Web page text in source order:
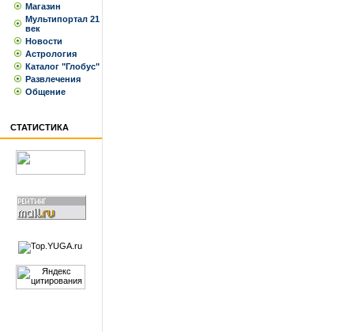
Магазин
Мультипортал 21
век
Новости
Астрология
Каталог "Глобус"
Развлечения
Общение
СТАТИСТИКА